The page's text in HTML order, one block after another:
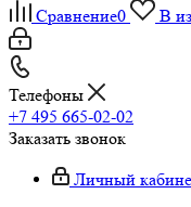
Сравнение0 В
Телефоны
+7 495 665-02-02
Заказать звонок
Личный